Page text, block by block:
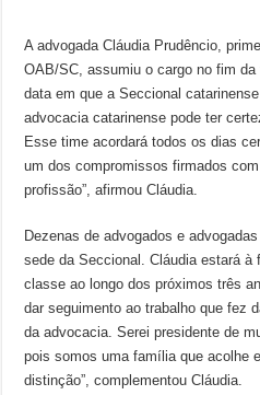
A advogada Cláudia Prudêncio,
OAB/SC, assumiu o cargo no fim da
data em que a Seccional
advocacia catarinense pode ter
Esse time acordará todos os dias
um dos compromissos firmados
profissão”, afirmou Cláudia.
Dezenas de advogados e
sede da Seccional. Cláudia estará à
classe ao longo dos próximos três
dar seguimento ao trabalho que fez
da advocacia. Serei presidente de
pois somos uma família que acolhe
distinção”, complementou Cláudia.